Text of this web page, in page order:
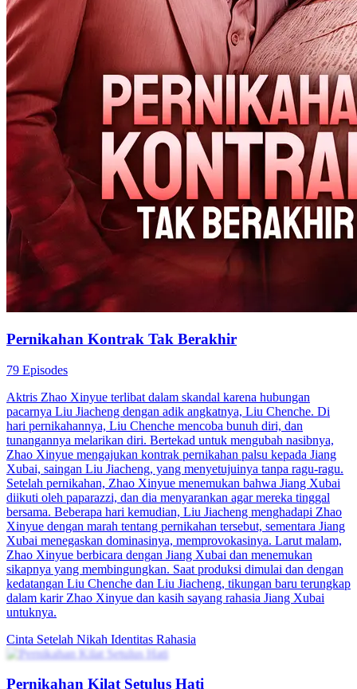
Pernikahan Kontrak Tak Berakhir
79 Episodes
Aktris Zhao Xinyue terlibat dalam skandal karena hubungan
pacarnya Liu Jiacheng dengan adik angkatnya, Liu Chenche. Di
hari pernikahannya, Liu Chenche mencoba bunuh diri, dan
tunangannya melarikan diri. Bertekad untuk mengubah nasibnya,
Zhao Xinyue mengajukan kontrak pernikahan palsu kepada Jiang
Xubai, saingan Liu Jiacheng, yang menyetujuinya tanpa ragu-ragu.
Setelah pernikahan, Zhao Xinyue menemukan bahwa Jiang Xubai
diikuti oleh paparazzi, dan dia menyarankan agar mereka tinggal
bersama. Beberapa hari kemudian, Liu Jiacheng menghadapi Zhao
Xinyue dengan marah tentang pernikahan tersebut, sementara Jiang
Xubai menegaskan dominasinya, memprovokasinya. Larut malam,
Zhao Xinyue berbicara dengan Jiang Xubai dan menemukan
sikapnya yang membingungkan. Saat produksi dimulai dan dengan
kedatangan Liu Chenche dan Liu Jiacheng, tikungan baru terungkap
dalam karir Zhao Xinyue dan kasih sayang rahasia Jiang Xubai
untuknya.
Cinta Setelah Nikah Identitas Rahasia
Pernikahan Kilat Setulus Hati